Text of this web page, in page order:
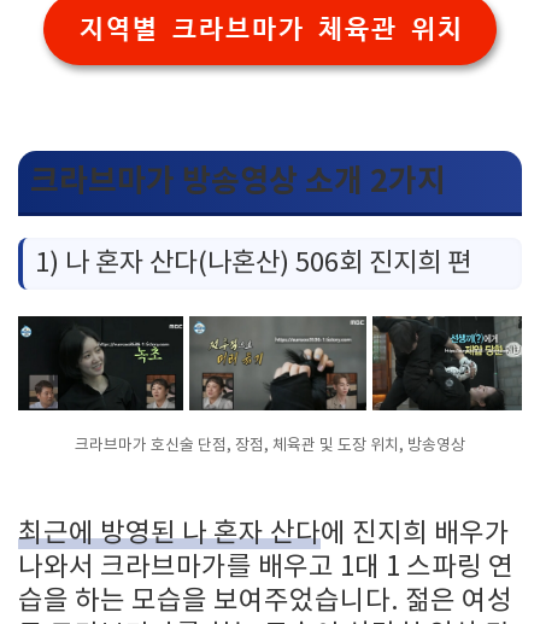
지역별 크라브마가 체육관 위치
크라브마가 방송영상 소개 2가지
1) 나 혼자 산다(나혼산) 506회 진지희 편
크라브마가 호신술 단점, 장점, 체육관 및 도장 위치, 방송영상
최근에 방영된 나 혼자 산다에 진지희 배우가
나와서 크라브마가를 배우고 1대 1 스파링 연
습을 하는 모습을 보여주었습니다. 젊은 여성